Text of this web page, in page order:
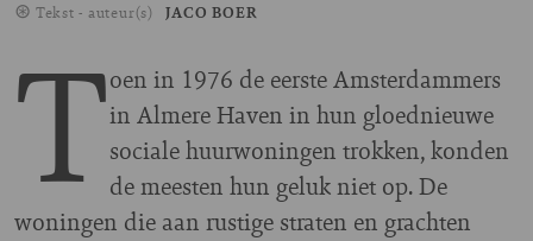
Tekst - auteur(s) JACO BOER
Toen in 1976 de eerste Amsterdammers
in Almere Haven in hun gloednieuwe
sociale huurwoningen trokken, konden
de meesten hun geluk niet op. De
woningen die aan rustige straten en grachten